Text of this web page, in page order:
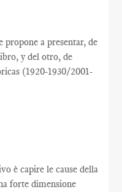
a presentar, de
y del otro, de
(1920-1930/2001-
è capire le cause della
forte dimensione